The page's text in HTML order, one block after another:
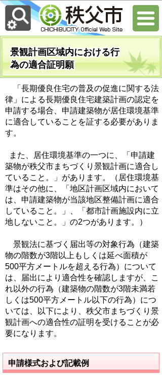
景観計画区域内における行
為の適合証明願
「長期優良住宅の普及の促進に関する法
律」による長期優良住宅建築計画の認定を
申請する場合、申請建築物が居住環境基準
に適合していることを証する必要がありま
す。
また、居住環境基準の一つに、「申請建
築物が秩父市まちづくり景観計画に適合し
ていること。」があります。（居住環境基
準はその他に、「地区計画区域内において
は、申請建築物が当該地区整備計画に適合
していること。」、「都市計画施設内に立
地しないこと。」の2つがあります。）
景観法に基づく届出等の対象行為（建築
物の階数が3階以上もしくは延べ面積が
500平方メートルを超える行為）について
は、届出により適合性を確認しますが、こ
れ以外の行為（建築物の階数が3階未満若
しくは500平方メートル以下の行為）につ
いては、以下により、秩父市まちづくり景
観計画への適合性の証明を受けることが必
要になります。
申請様式および記載例